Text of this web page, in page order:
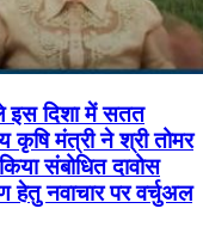
इस दिशा में सतत
कृषि मंत्री ने श्री तोमर
संबोधित दावोस
हेतु नवाचार पर वर्चुअल